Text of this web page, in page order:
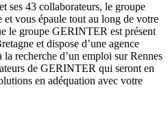
ses 43 collaborateurs, le groupe
vous épaule tout au long de votre
le groupe GERINTER est présent
et dispose d’une agence
la recherche d’un emploi sur Rennes
de GERINTER qui seront en
en adéquation avec votre